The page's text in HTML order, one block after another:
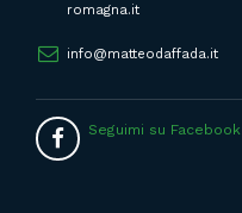
romagna.it
info@matteodaffada.it
Seguimi su Facebook